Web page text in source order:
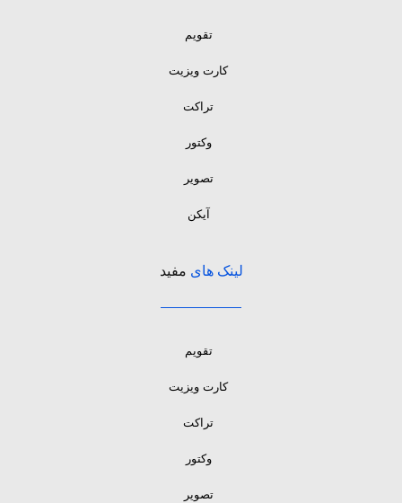
تقویم
کارت ویزیت
تراکت
وکتور
تصویر
آیکن
لینک های مفید
تقویم
کارت ویزیت
تراکت
وکتور
تصویر